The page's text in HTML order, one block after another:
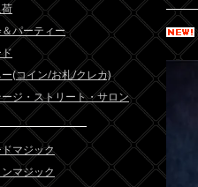
パーティー
(コイン/お札/クレカ)
ジ・ストリート・サロン
マジック
マジック